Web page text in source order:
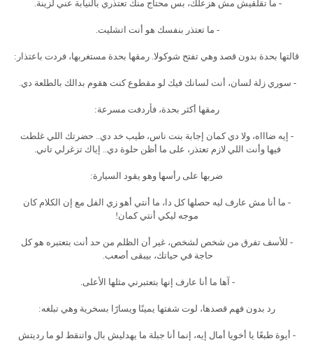
- ما تقلقيش مش هزعلك، بس محتاج منك تعتذري بالنيابة عني لزينة.
- ما تعتذر بنفسك هو أنت اتشليت.
قالتها بحدة بدون قصد وهي تفتح شوكولا. رمقها بحدة مستغربها، فردت باعتذار:
- سوري زلة لسان، أنت لسانك فيك لو مقطوع كنت هقوم بدالك بالطلعة دي.
رمقها أكثر بحدة، فأردفت مسرعة:
- إيه ضاااه، ولا دي كمان إجابة بنت ناس، طيب خد دي.. حضرتك اللي غلطت
فيها وأنت اللي لازم تعتذر، على ما أظن حلوة دي.. إياك تزغرلي تاني.
ضربها على رأسها وهو يقود السيارة:
- ما أنا مش عارف ليه حصلها كل دا، ما أنتي أهو زي الفل مع إن الكلام كان
موجه ليكي أنتي كمان!
- للأسف تفرق من شخص لشخص، غير أن الظلم من حد أنت بتعتبره هو كل
حاجة في حياتك، بيبقى أصعب.
- آها ما أنا عارف إنها بتعتبرني مثلها الأعلى.
رد بدون فهم قصدها، لوت شفتها يمينًا ويسارًا بسخرية وهي تبلغه:
- أيوة طبعًا يا أخويا أمال إيه، إنما أنا جبلة ما يهدليش بال واتنقط لو ما رديتش